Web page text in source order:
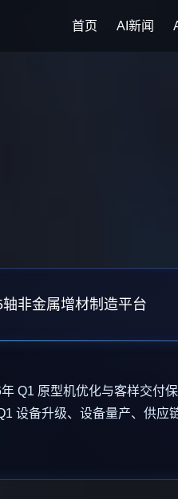
首页 AI新闻
非金属增材制造平台
Q1 原型机优化与客样交付
设备升级、设备量产、供应